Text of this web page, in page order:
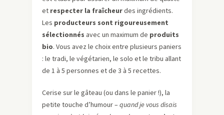
et respecter la fraîcheurdes ingrédients.
Les producteurs sont rigoureusement
sélectionnés avec un maximum de produits
bio. Vous avez le choix entre plusieurs paniers
: le tradi, le végétarien, le solo et le tribu allant
de 1 à 5 personnes et de 3 à 5 recettes.
Cerise sur le gâteau (ou dans le panier !), la
petite touche d’humour –quand je vous disais